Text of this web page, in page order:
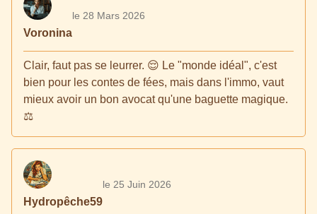
Voronina
le 28 Mars 2026
Clair, faut pas se leurrer. 😌 Le "monde idéal", c'est
bien pour les contes de fées, mais dans l'immo, vaut
mieux avoir un bon avocat qu'une baguette magique.
⚖️
Hydropêche59
le 25 Juin 2026